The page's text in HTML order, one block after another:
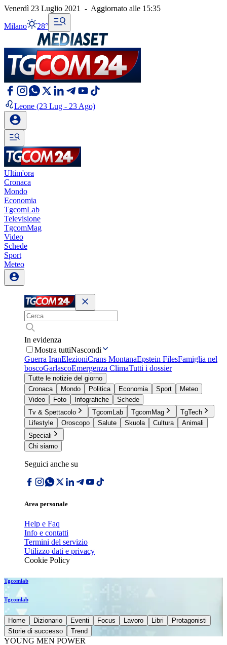
Venerdì 23 Luglio 2021 - Aggiornato alle 15:35
Milano 28°
Leone (23 Lug - 23 Ago)
Ultim'ora
Cronaca
Mondo
Economia
TgcomLab
Televisione
TgcomMag
Video
Schede
Sport
Meteo
In evidenza
Mostra tuttiNascondi
Guerra IranElezioniCrans MontanaEpstein FilesFamiglia nel
boscoGarlascoEmergenza ClimaTutti i dossier
Tutte le notizie del giorno
Cronaca
Mondo Politica Economia Sport
Meteo
Video
Foto Infografiche
Schede
Tv & Spettacolo
TgcomLab TgcomMag
TgTech
Lifestyle
Oroscopo Salute Skuola Cultura
Animali
Speciali
Chi siamo
Seguici anche su
Area personale
Help e Faq
Info e contatti
Termini del servizio
Utilizzo dati e privacy
Cookie Policy
Tgcomlab
Tgcomlab
Home Dizionario Eventi Focus Lavoro Libri
Protagonisti
Storie di successo
Trend
YOUNG MEN POWER